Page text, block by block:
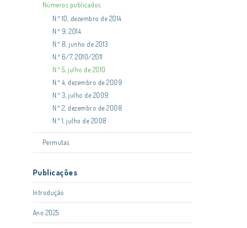
Números publicados
N.º 10, dezembro de 2014
N.º 9, 2014
N.º 8, junho de 2013
N.º 6/7, 2010/2011
N.º 5, julho de 2010
N.º 4, dezembro de 2009
N.º 3, julho de 2009
N.º 2, dezembro de 2008
N.º 1, julho de 2008
Permutas
Publicações
Introdução
Ano 2025